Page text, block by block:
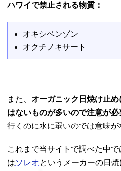
ハワイで禁止される物質：
オキシベンゾン
オクチノキサート
また、 オーガニック日焼け止
はないものが多いので注意が必
行くのに水に弱いのでは意味が
これまで当サイトで調べた中で
はソレオ というメーカーの日焼